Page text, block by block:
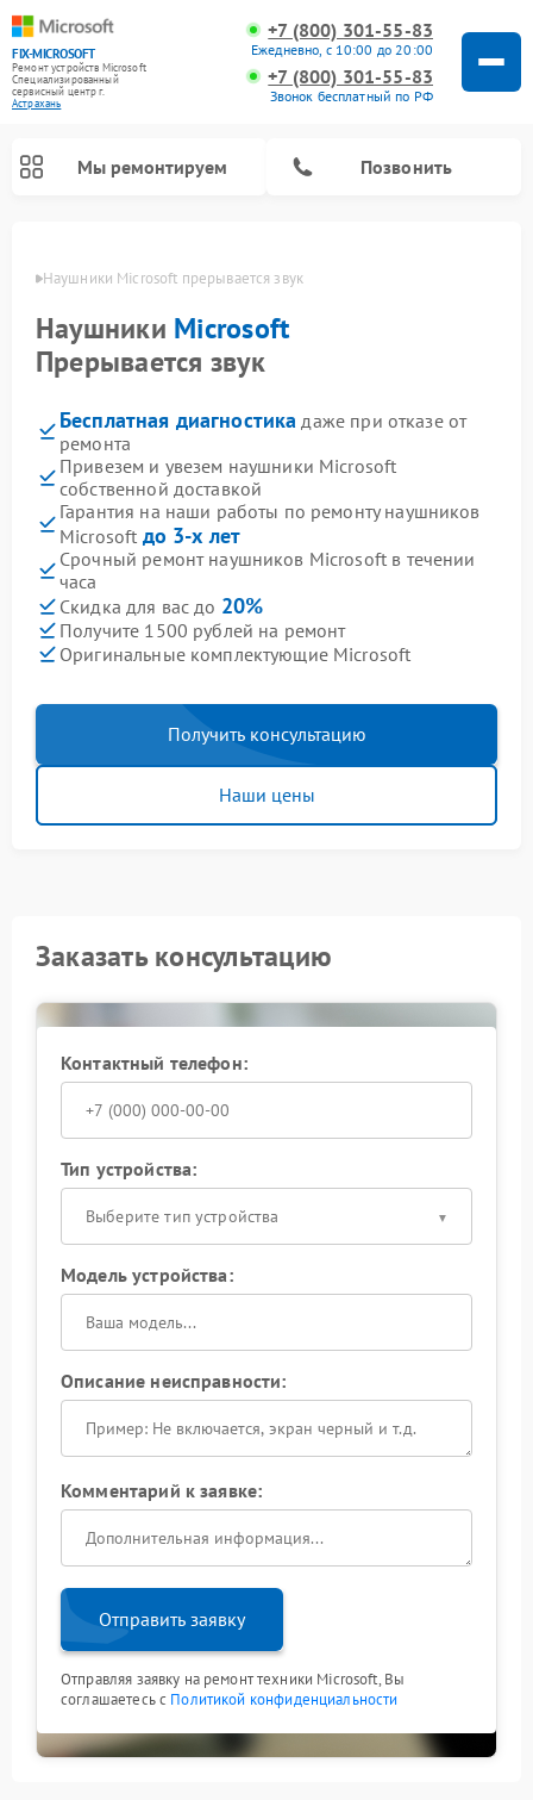
FIX-MICROSOFT
Ремонт устройств Microsoft
Специализированный
cервисный центр г.
Астрахань
+7 (800) 301-55-83
Ежедневно, с 10:00 до 20:00
+7 (800) 301-55-83
Звонок бесплатный по РФ
Мы ремонтируем Позвонить
Наушники Microsoft прерывается звук
Наушники Microsoft
Прерывается звук
Бесплатная диагностика даже при отказе от
ремонта
Привезем и увезем наушники Microsoft
собственной доставкой
Гарантия на наши работы по ремонту наушников
Microsoft до 3-х лет
Срочный ремонт наушников Microsoft в течении
часа
Скидка для вас до 20%
Получите 1500 рублей на ремонт
Оригинальные комплектующие Microsoft
Получить консультацию
Наши цены
Заказать консультацию
Контактный телефон:
Тип устройства:
Выберите тип устройства
Модель устройства:
Описание неисправности:
Комментарий к заявке:
Отправить заявку
Отправляя заявку на ремонт техники Microsoft, Вы
соглашаетесь с Политикой конфиденциальности